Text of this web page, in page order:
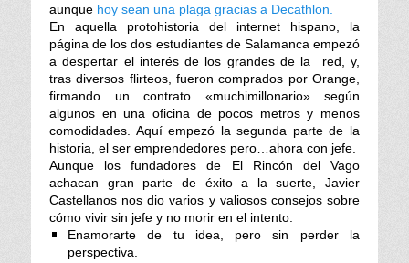
aunque hoy sean una plaga gracias a Decathlon.
En aquella protohistoria del internet hispano, la
página de los dos estudiantes de Salamanca empezó
a despertar el interés de los grandes de la red, y,
tras diversos flirteos, fueron comprados por Orange,
firmando un contrato «muchimillonario» según
algunos en una oficina de pocos metros y menos
comodidades. Aquí empezó la segunda parte de la
historia, el ser emprendedores pero…ahora con jefe.
Aunque los fundadores de El Rincón del Vago
achacan gran parte de éxito a la suerte, Javier
Castellanos nos dio varios y valiosos consejos sobre
cómo vivir sin jefe y no morir en el intento:
Enamorarte de tu idea, pero sin perder la
perspectiva.